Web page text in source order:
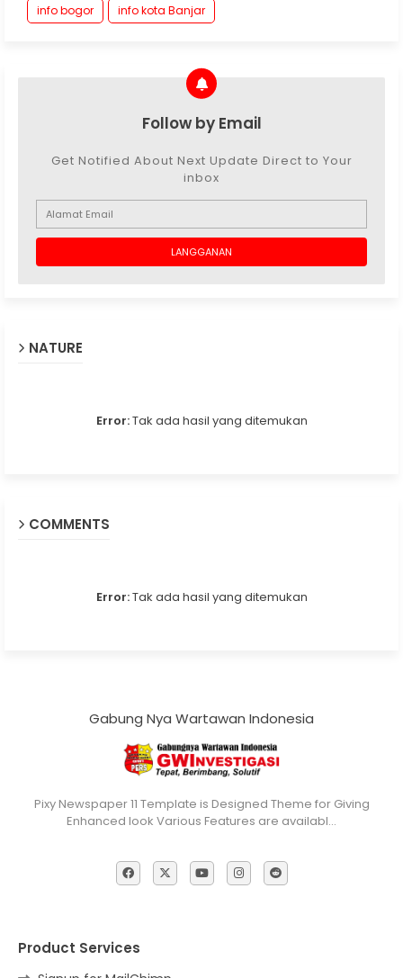
info bogor
info kota Banjar
Follow by Email
Get Notified About Next Update Direct to Your
inbox
NATURE
Error:Tak ada hasil yang ditemukan
COMMENTS
Error:Tak ada hasil yang ditemukan
Gabung Nya Wartawan Indonesia
Pixy Newspaper 11 Template is Designed Theme for Giving
Enhanced look Various Features are availabl…
Product Services